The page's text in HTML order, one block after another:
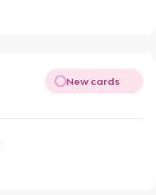
New cards